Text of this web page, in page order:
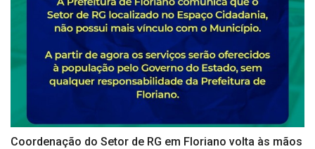
Coordenação do Setor de RG em Floriano volta às mãos